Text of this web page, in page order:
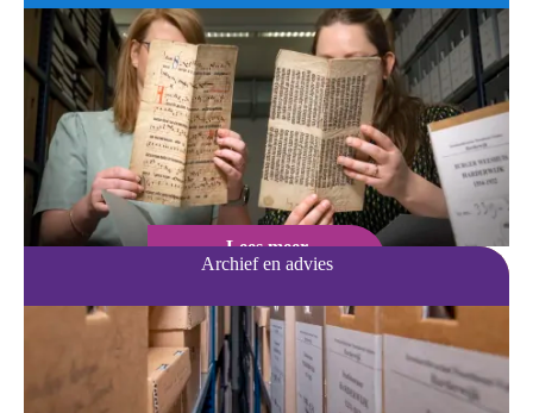
Lees meer
Archief en advies